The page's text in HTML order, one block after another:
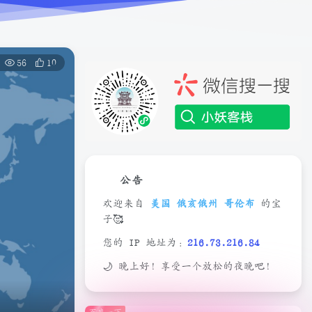
56 10
公告
欢迎来自 美国 俄亥俄州 哥伦布 的宝
子🥰
您的 IP 地址为： 216.73.216.84
🌙 晚上好！享受一个放松的夜晚吧！